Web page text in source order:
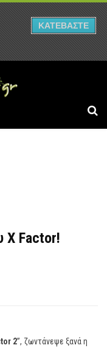
X Factor!
2”, ζωντάνεψε ξανά η
ΚΑΤΕΒΑΣΤΕ